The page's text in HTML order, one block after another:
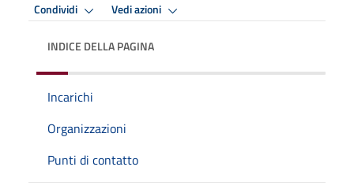
Condividi Vedi azioni
INDICE DELLA PAGINA
Incarichi
Organizzazioni
Punti di contatto